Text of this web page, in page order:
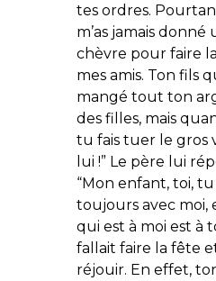
tes ordres.
m’as jamais
chèvre pour faire
mes amis. Ton fils
mangé tout ton
des filles, mais
tu fais tuer le gros
lui !” Le père lui
“Mon enfant, toi, tu
toujours avec moi,
qui est à moi est à
fallait faire la fête
réjouir. En effet,